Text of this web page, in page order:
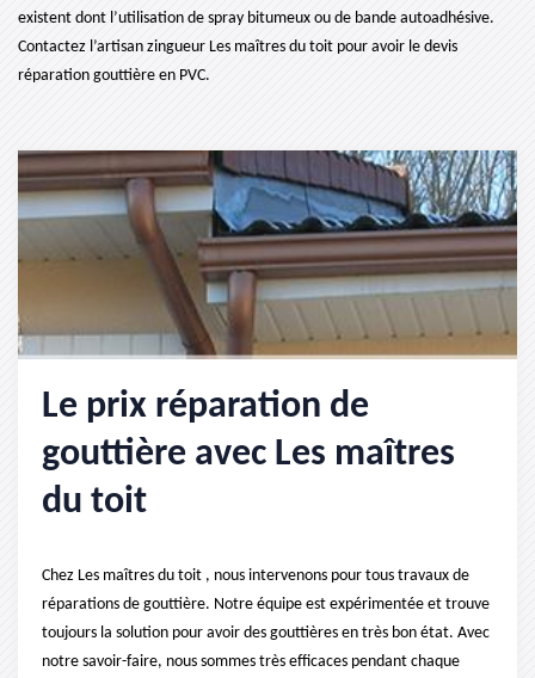
existent dont l’utilisation de spray bitumeux ou de bande autoadhésive.
Contactez l’artisan zingueur Les maîtres du toit pour avoir le devis
réparation gouttière en PVC.
Le prix réparation de
gouttière avec Les maîtres
du toit
Chez Les maîtres du toit , nous intervenons pour tous travaux de
réparations de gouttière. Notre équipe est expérimentée et trouve
toujours la solution pour avoir des gouttières en très bon état. Avec
notre savoir-faire, nous sommes très efficaces pendant chaque